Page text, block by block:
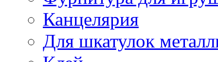
Канцелярия
Для шкатулок